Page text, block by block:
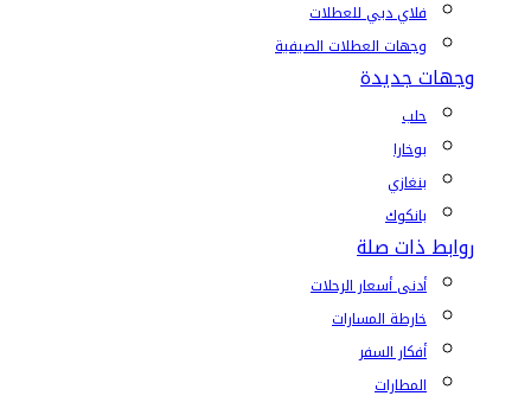
فلاي دبي للعطلات
وجهات العطلات الصيفية
وجهات جديدة
حلب
بوخارا
بنغازي
بانكوك
روابط ذات صلة
أدنى أسعار الرحلات
خارطة المسارات
أفكار السفر
المطارات